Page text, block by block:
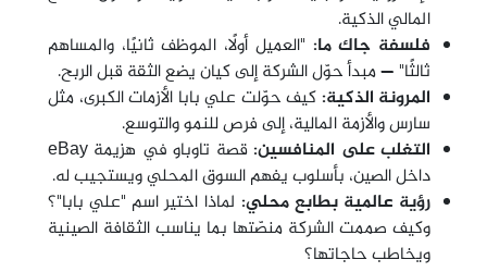
المالي الذكية.
فلسفة جاك ما: "العميل أولًا، الموظف ثانيًا، والمساهم
ثالثًا" — مبدأ حوّل الشركة إلى كيان يضع الثقة قبل الربح.
المرونة الذكية:كيف حوّلت علي بابا الأزمات الكبرى، مثل
سارس والأزمة المالية، إلى فرص للنمو والتوسع.
التغلب على المنافسين:
قصة تاوباو في هزيمة eBay
داخل الصين، بأسلوب يفهم السوق المحلي ويستجيب له.
رؤية عالمية بطابع محلي: لماذا اختير اسم "علي بابا"؟
وكيف صممت الشركة منصّتها بما يناسب الثقافة الصينية
ويخاطب حاجاتها؟